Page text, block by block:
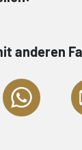
anderen